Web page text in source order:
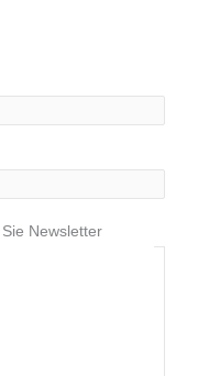
Newsletter